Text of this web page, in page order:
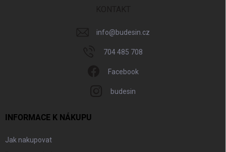
info@budesin.cz
704 485 708
Facebook
budesin
INFORMACE K NÁKUPU
Jak nakupovat